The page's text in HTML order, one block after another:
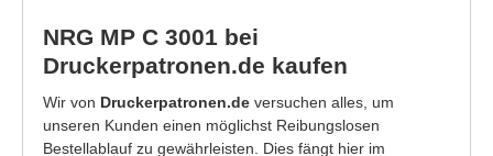
NRG MP C 3001 bei
Druckerpatronen.de kaufen
Wir von Druckerpatronen.de versuchen alles, um
unseren Kunden einen möglichst Reibungslosen
Bestellablauf zu gewährleisten. Dies fängt hier im